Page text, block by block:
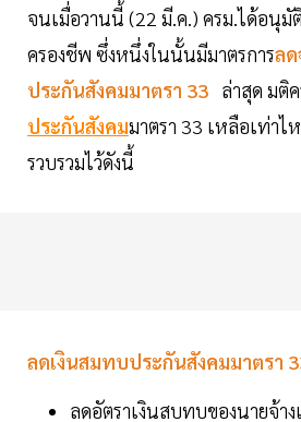
จนเมื่อวานนี้ (22 มี.ค.) ครม.ได้อนุมั
ครองชีพ ซึ่งหนึ่งในนั้นมีมาตรการล
ประกันสังคมมาตรา 33 ล่าสุด มติ
ประกันสังคมมาตรา 33 เหลือเท่าไ
รวบรวมไว้ดังนี้
ลดเงินสมทบประกันสังคมมาตรา
ลดอัตราเงินสบทบของนายจ้า